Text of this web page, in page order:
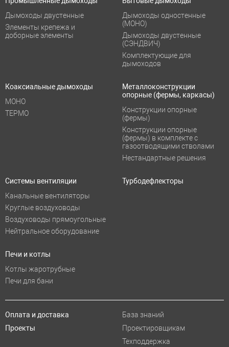
Дымоходы двустенные
Элементы крепежа и
доборные элементы
Дымоходы одностенные
(МОНО)
Дымоходы двустенные
(СЭНДВИЧ)
Комплектующие для
дымоходов
Коаксиальные дымоходы
МОНО
ТЕРМО
Металлоконструкции
опорные (фермы, каркасы)
Конструкции опорные
(фермы)
Конструкции опорные
(фермы) в комплекте с
газоотводящими стволами
Нестандартные решения
Системы вентиляции
Канальные вентиляторы
Круглые воздуховоды
Воздуховоды прямоугольные
Нейтральное оборудование
Турбодефлекторы
Печи и котлы
Котлы жаротрубные
Печи для бани
Оплата и доставка
Проекты
База знаний
Проектировщикам
Техподдержка